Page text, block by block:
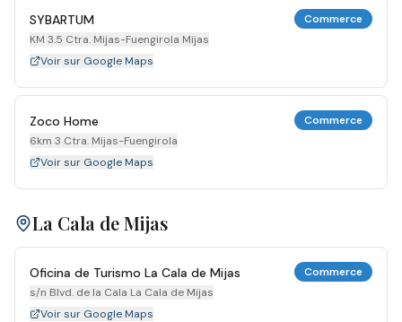
SYBARTUM
KM 3.5 Ctra. Mijas-Fuengirola Mijas
Commerce
Voir sur Google Maps
Zoco Home
6km 3 Ctra. Mijas-Fuengirola
Commerce
Voir sur Google Maps
La Cala de Mijas
Oficina de Turismo La Cala de Mijas
s/n Blvd. de la Cala La Cala de Mijas
Commerce
Voir sur Google Maps